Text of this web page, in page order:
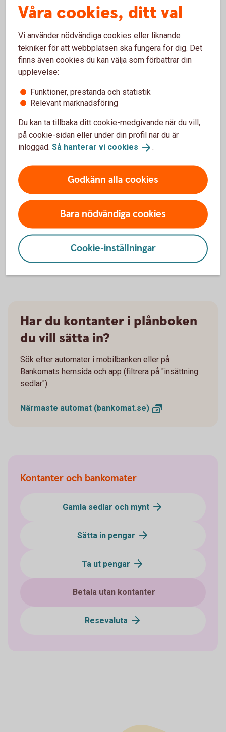
Ge bort gåvokort i stället för
kontanter
för att ge bort kontanter. Trevliga gåvokort får du på
närmaste bankkontor eller genom att ringa.
För gåvokort, ring 0771-22 11 22
Mobilt BankID
Mobilt BankID är en e-legitimation, bland annat för
att skicka betalningar med Swish och logga in i
internetbanken utan dosa.
Mobilt BankID
Har du kontanter i plånboken
du vill sätta in?
Sök efter automater i mobilbanken eller på
Bankomats hemsida och app (filtrera på "insättning
sedlar").
Närmaste automat (bankomat.se)
Kontanter och bankomater
Gamla sedlar och mynt
Sätta in pengar
Ta ut pengar
Betala utan kontanter
Resevaluta
Våra cookies, ditt val
Vi använder nödvändiga cookies eller liknande
tekniker för att webbplatsen ska fungera för dig. Det
finns även cookies du kan välja som förbättrar din
upplevelse:
Funktioner, prestanda och statistik
Relevant marknadsföring
Du kan ta tillbaka ditt cookie-medgivande när du vill,
på cookie-sidan eller under din profil när du är
inloggad. Så hanterar vi cookies .
Godkänn alla cookies
Bara nödvändiga cookies
Cookie-inställningar